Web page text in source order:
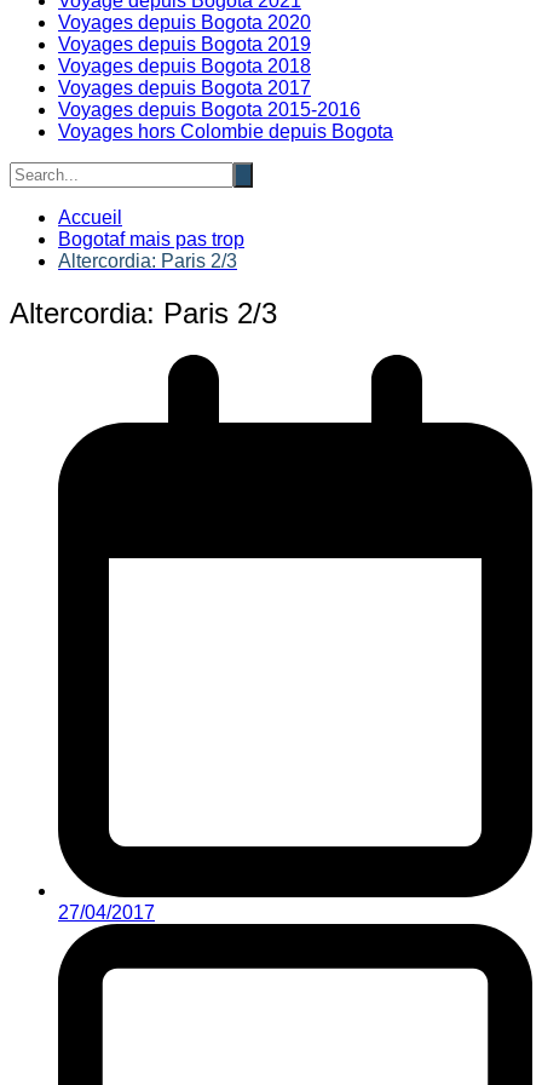
Voyages depuis Bogota 2020
Voyages depuis Bogota 2019
Voyages depuis Bogota 2018
Voyages depuis Bogota 2017
Voyages depuis Bogota 2015-2016
Voyages hors Colombie depuis Bogota
Accueil
Bogotaf mais pas trop
Altercordia: Paris 2/3
Altercordia: Paris 2/3
27/04/2017